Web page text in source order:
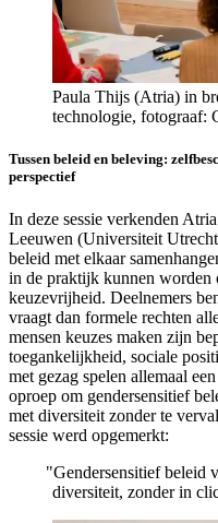
Paula Thijs (Atria) in
technologie, fotograaf:
Tussen beleid en beleving:
perspectief
In deze sessie verkenden
Leeuwen (Universiteit
beleid met elkaar
in de praktijk kunnen worden
keuzevrijheid. Deelnemers
vraagt dan formele rechten
mensen keuzes maken zijn
toegankelijkheid, sociale
met gezag spelen allemaal
oproep om gendersensitief
met diversiteit zonder te
sessie werd opgemerkt:
"Gendersensitief beleid
diversiteit, zonder in